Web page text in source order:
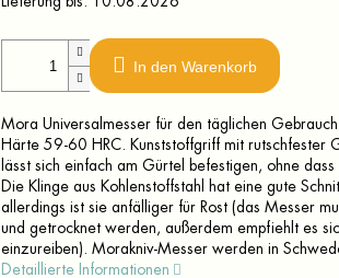
In den Warenkorb
Mora Universalmesser für den täglichen
Härte 59-60 HRC. Kunststoffgriff mit rutschfester
lässt sich einfach am Gürtel befestigen, ohne
Die Klinge aus Kohlenstoffstahl hat eine gute
allerdings ist sie anfälliger für Rost (das Messer
und getrocknet werden, außerdem empfiehlt es
einzureiben). Morakniv-Messer werden in
Detaillierte Informationen